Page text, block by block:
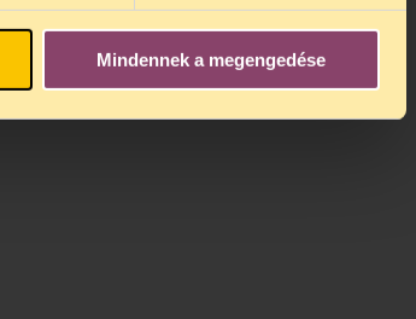
Mindennek a megengedése